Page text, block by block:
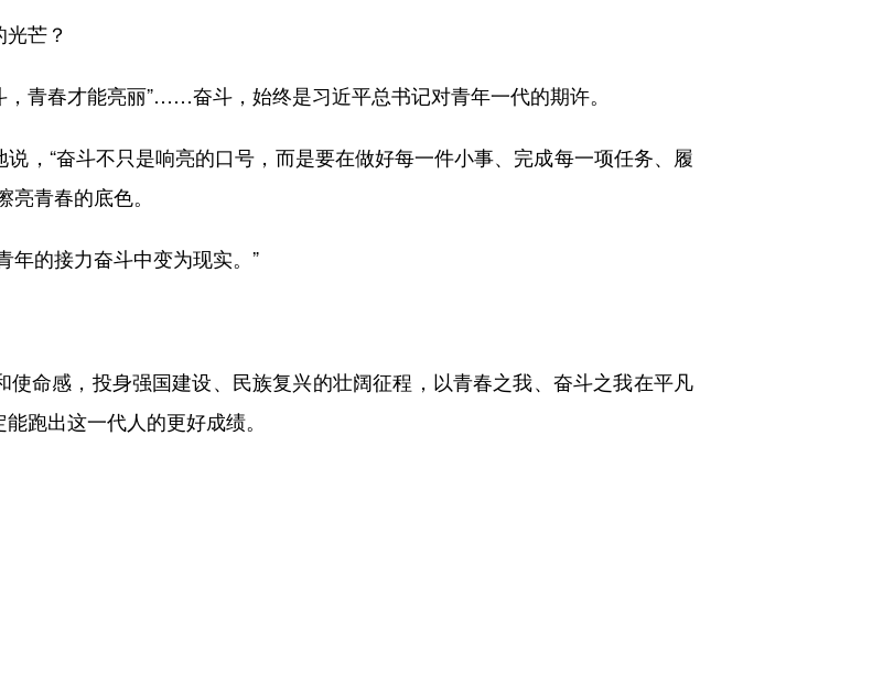
芒？
青春才能亮丽”……奋斗，始终是习近平总书记对青年一代的期许。
“奋斗不只是响亮的口号，而是要在做好每一件小事、完成每一项任务、履
亮青春的底色。
的接力奋斗中变为现实。”
命感，投身强国建设、民族复兴的壮阔征程，以青春之我、奋斗之我在平凡
跑出这一代人的更好成绩。